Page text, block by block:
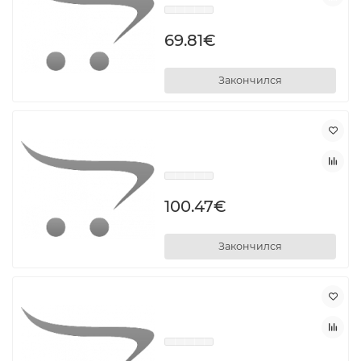
69.81€
Закончился
100.47€
Закончился